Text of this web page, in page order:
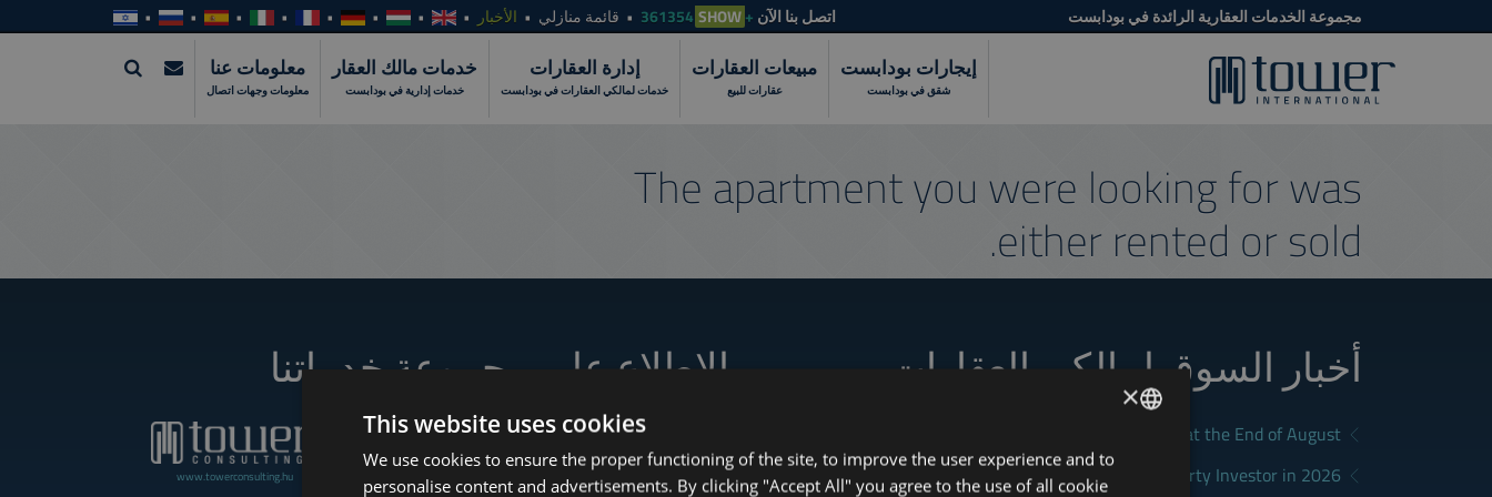
مجموعة الخدمات العقارية الرائدة في بودابست اتصل بنا الآن +361354
SHOW قائمة منازلي الأخبار
إيجارات بودابست
شقق في بودابست
مبيعات العقارات
عقارات للبيع
إدارة العقارات
خدمات لمالكي العقارات في بودابست
خدمات مالك العقار
خدمات إدارية في بودابست
معلومات عنا
معلومات وجهات اتصال
The apartment you were looking for was
either rented or sold.
أخبار السوق لمالكي العقارات
How to Still Find a Good Rental in Budapest at the End of August
Which Budapest District Fits Which Property Investor in 2026?
الاطلاع على مجموعة خدماتنا
www.tower-investments.com
www.towerassistance.com
www.towerconsulting.hu
ENGLISH
HUNGARIAN
×
This website uses cookies
We use cookies to ensure the proper functioning of the site, to improve the user experience and to
personalise content and advertisements. By clicking "Accept All" you agree to the use of all cookie